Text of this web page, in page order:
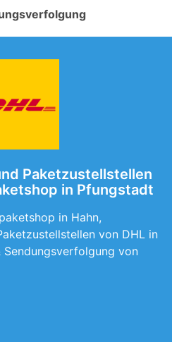
Paketzustellstellen
in Pfungstadt
in Hahn,
von DHL in
von